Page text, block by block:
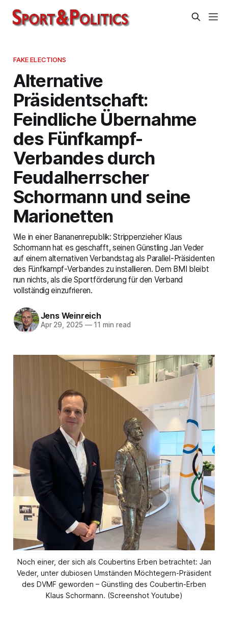
FAKE ELECTIONS
Alternative
Präsidentschaft:
Feindliche Übernahme
des Fünfkampf-
Verbandes durch
Feudalherrscher
Schormann und seine
Marionetten
Wie in einer Bananenrepublik: Strippenzieher Klaus
Schormann hat es geschafft, seinen Günstling Jan Veder
auf einem alternativen Verbandstag als Parallel-Präsidenten
des Fünfkampf-Verbandes zu installieren. Dem BMI bleibt
nun nichts, als die Sportförderung für den Verband
vollständig einzufrieren.
Jens Weinreich
Apr 29, 2025 —11 min read
Noch einer, der sich als Coubertins Erben betrachtet: Jan
Veder, unter dubiosen Umständen Möchtegern-Präsident
des DVMF geworden – Günstling des Coubertin-Erben
Klaus Schormann. (Screenshot Youtube)